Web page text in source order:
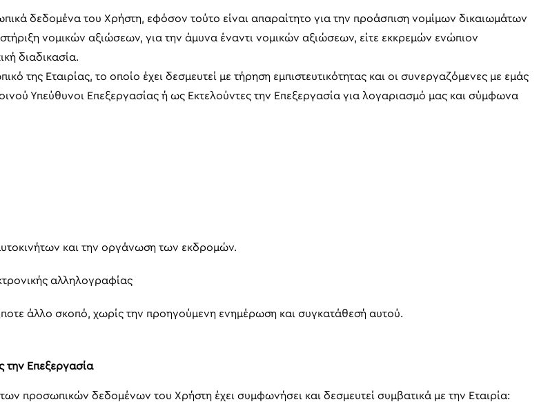
δεδομένα του Χρήστη, εφόσον τούτο είναι απαραίτητο για την προάσπιση νομίμων δικαιωμάτων
νομικών αξιώσεων, για την άμυνα έναντι νομικών αξιώσεων, είτε εκκρεμών ενώπιον
διαδικασία.
Εταιρίας, το οποίο έχει δεσμευτεί με τήρηση εμπιστευτικότητας και οι συνεργαζόμενες με εμάς
Υπεύθυνοι Επεξεργασίας ή ως Εκτελούντες την Επεξεργασία για λογαριασμό μας και σύμφωνα
και την οργάνωση των εκδρομών.
αλληλογραφίας
άλλο σκοπό, χωρίς την προηγούμενη ενημέρωση και συγκατάθεσή αυτού.
την Επεξεργασία
προσωπικών δεδομένων του Χρήστη έχει συμφωνήσει και δεσμευτεί συμβατικά με την Εταιρία: